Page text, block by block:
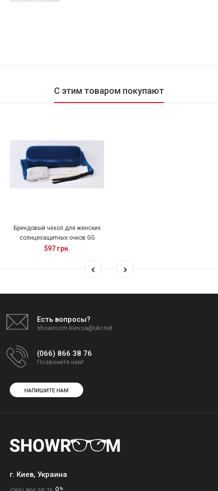
С этим товаром покупают
Брендовый чехол для женских
солнцезащитных очков GG
597 грн.
Есть вопросы?
showroom.kiev.ua@ukr.net
(066) 866 38 76
Позвоните нам!
НАПИШИТЕ НАМ
г. Киев, Украина